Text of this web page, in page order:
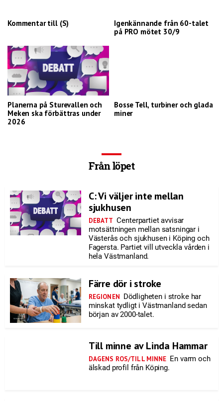
Kommentar till (S)
Igenkännande från 60-talet
på PRO mötet 30/9
Planerna på Sturevallen och
Meken ska förbättras under
2026
Bosse Tell, turbiner och glada
miner
Från löpet
C: Vi väljer inte mellan
sjukhusen
DEBATT Centerpartiet avvisar
motsättningen mellan satsningar i
Västerås och sjukhusen i Köping och
Fagersta. Partiet vill utveckla vården i
hela Västmanland.
Färre dör i stroke
REGIONEN Dödligheten i stroke har
minskat tydligt i Västmanland sedan
början av 2000-talet.
Till minne av Linda Hammar
DAGENS ROS/TILL MINNE En varm och
älskad profil från Köping.